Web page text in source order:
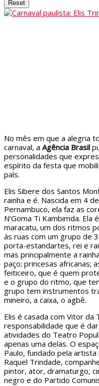
Reset
No mês em que a alegria
carnaval, a Agência Brasil
personalidades que
espírito da festa que
país.
Elis Sibere dos Santos
rainha e é. Nascida em 4
Pernambuco, ela faz as
N’Goma Ti Kambimda. Ela
maracatu, um dos ritmos
às ruas com um grupo de
porta-estandartes, rei e
mas principalmente a
paço; princesas africanas;
feiticeiro, que é quem
e o grupo do ritmo, que
grupo tem instrumentos
mineiro, a caixa, o agbê.
Elis é casada com Vitor da
responsabilidade que é
atividades do Teatro
apenas uma delas. O
Paulo, fundado pela
Raquel Trindade,
pintor, ator, dramaturgo,
negro e do Partido